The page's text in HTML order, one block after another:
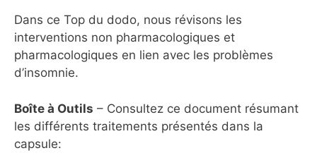
Dans ce Top du dodo, nous révisons les
interventions non pharmacologiques et
pharmacologiques en lien avec les problèmes
d’insomnie.
Boîte à Outils – Consultez ce document résumant
les différents traitements présentés dans la
capsule: